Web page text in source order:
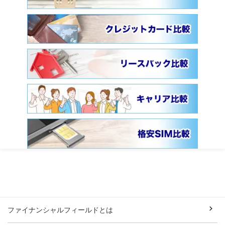
ファイナンシャルフィールドとは